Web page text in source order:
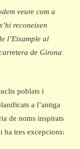
veure com a
reconeixen
l’Eixample al
de Girona
poblats i
a l’antiga
de noms inspirats
ha tres excepcions: